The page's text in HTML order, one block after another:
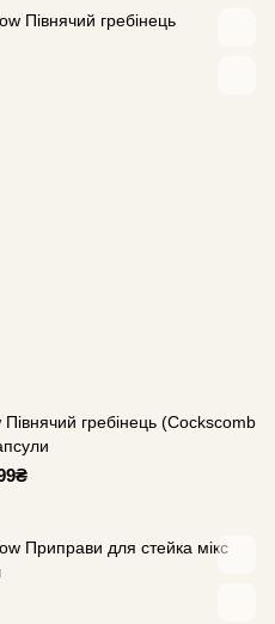
гребінець (Cockscomb